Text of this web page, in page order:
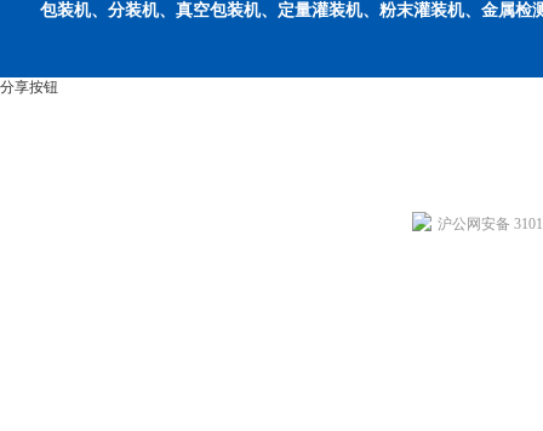
包装机、分装机、真空包装机、定量灌装机、粉末灌装机、金属检
分享按钮
沪公网安备